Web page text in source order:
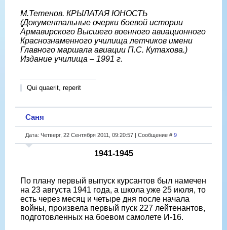
М.Тетенов. КРЫЛАТАЯ ЮНОСТЬ
(Документальные очерки боевой истории
Армавирского Высшего военного авиационного
Краснознаменного училища летчиков имени
Главного маршала авиации П.С. Кутахова.)
Издание училища – 1991 г.
Qui quaerit, reperit
Саня
Дата: Четверг, 22 Сентября 2011, 09:20:57 | Сообщение # 9
1941-1945
По плану первый выпуск курсантов был намечен
на 23 августа 1941 года, а школа уже 25 июля, то
есть через месяц и четыре дня после начала
войны, произвела первый пуск 227 лейтенантов,
подготовленных на боевом самолете И-16.